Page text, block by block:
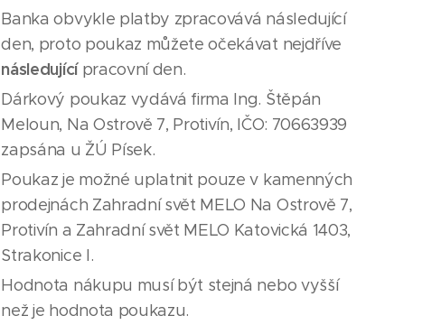
Banka obvykle platby zpracovává následující
den, proto poukaz můžete očekávat nejdříve
následujícípracovní den.
Dárkový poukaz vydává firma Ing. Štěpán
Meloun, Na Ostrově 7, Protivín, IČO: 70663939
zapsána u ŽÚ Písek.
Poukaz je možné uplatnit pouze v kamenných
prodejnách Zahradní svět MELO Na Ostrově 7,
Protivín a Zahradní svět MELO Katovická 1403,
Strakonice I.
Hodnota nákupu musí být stejná nebo vyšší
než je hodnota poukazu.